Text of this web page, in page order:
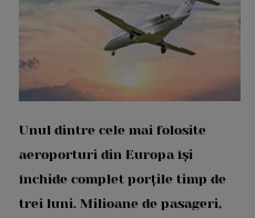
Unul dintre cele mai folosite
aeroporturi din Europa își
închide complet porțile timp de
trei luni. Milioane de pasageri,